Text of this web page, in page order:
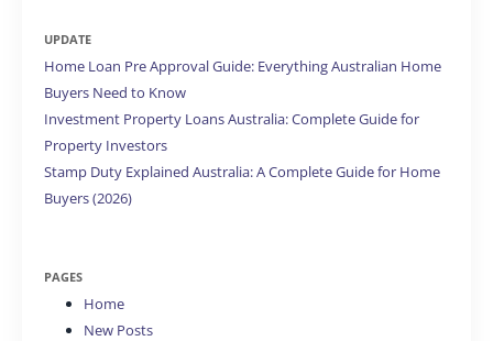
UPDATE
Home Loan Pre Approval Guide: Everything Australian Home
Buyers Need to Know
Investment Property Loans Australia: Complete Guide for
Property Investors
Stamp Duty Explained Australia: A Complete Guide for Home
Buyers (2026)
PAGES
Home
New Posts